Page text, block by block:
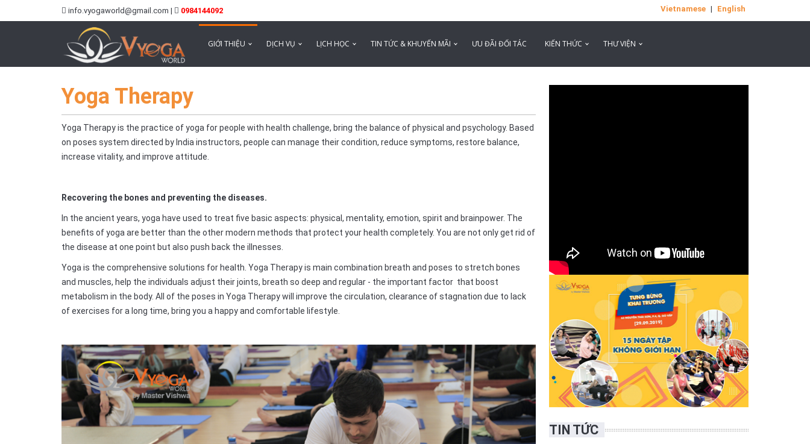
info.vyogaworld@gmail.com | 0984144092 Vietnamese | English
GIỚI THIỆU DỊCH VỤ LỊCH HỌC TIN TỨC & KHUYẾN MÃI ƯU ĐÃI ĐỐI TÁC KIẾN THỨC THƯ VIỆN
Yoga Therapy
Yoga Therapy is the practice of yoga for people with health challenge, bring the balance of physical and psychology. Based
on poses system directed by India instructors, people can manage their condition, reduce symptoms, restore balance,
increase vitality, and improve attitude.
Recovering the bones and preventing the diseases.
In the ancient years, yoga have used to treat five basic aspects: physical, mentality, emotion, spirit and brainpower. The
benefits of yoga are better than the other modern methods that protect your health completely. You are not only get rid of
the disease at one point but also push back the illnesses.
Yoga is the comprehensive solutions for health. Yoga Therapy is main combination breath and poses to stretch bones
and muscles, help the individuals adjust their joints, breath so deep and regular - the important factor that boost
metabolism in the body. All of the poses in Yoga Therapy will improve the circulation, clearance of stagnation due to lack
of exercises for a long time, bring you a happy and comfortable lifestyle.
TIN TỨC